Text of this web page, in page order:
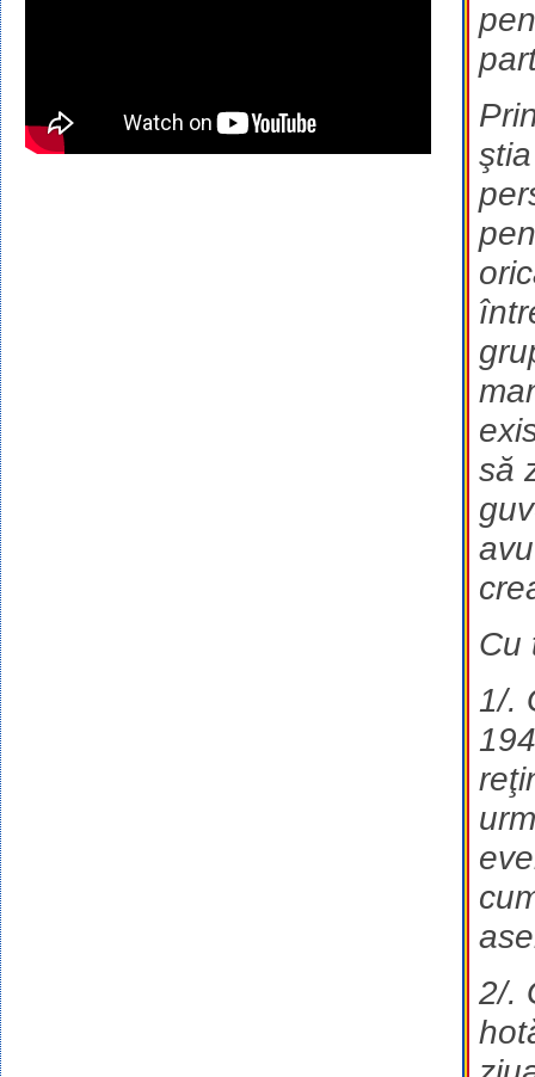
să
Cu
1/.
2/.